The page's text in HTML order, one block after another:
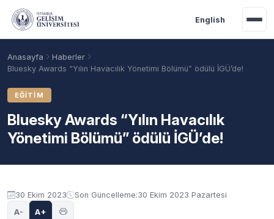
Ana içeriğe geç
English
Akademik Takvim
Anasayfa
Haberler
Bluesky Awards “Yılın Havacılık Yönetimi Bölümü” ödülü İGÜ’de!
EĞITIM
Bluesky Awards “Yılın Havacılık
Yönetimi Bölümü” ödülü İGÜ’de!
30 Ekim 2023 Son Güncelleme:30 Ekim 2023 Pazartesi
A- A+